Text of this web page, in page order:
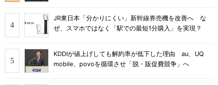
JR東日本「分かりにくい」新幹線券売機を改善へ な
ぜ、スマホではなく「駅での最短1分購入」を実現？
KDDIが値上げしても解約率が低下した理由 au、UQ
mobile、povoを循環させ「脱・販促費競争」へ